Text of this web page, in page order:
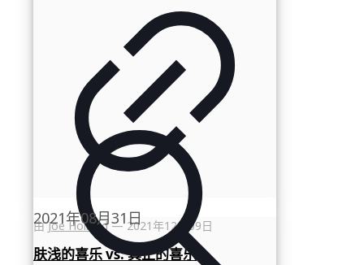
由Joe Holland —2021年12月09日
肤浅的喜乐 vs. 真正的喜乐
2021年08月31日